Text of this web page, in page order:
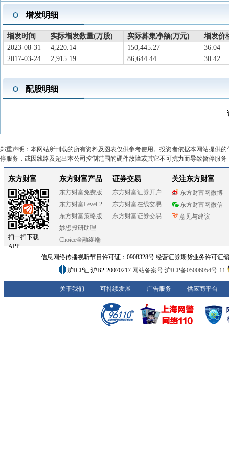
增发明细
增发时间 实际增发数量(万股) 实际募集净额(万元)
增发价
2023-08-31
4,220.14 150,445.27
36.04
2017-03-24
2,915.19 86,644.44 30.42
配股明细
郑重声明：本网站所刊载的所有资料及图表仅供参考使用。投资者依据本网站提供
停服务，或因线路及超出本公司控制范围的硬件故障或其它不可抗力而导致暂停服